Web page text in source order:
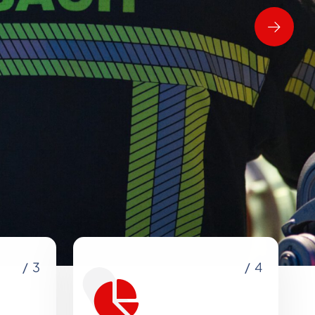
/ 3 / 4